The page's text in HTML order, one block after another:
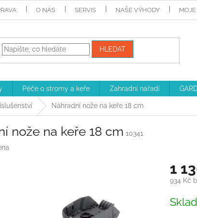
O NÁS SERVIS NAŠE VÝHODY MOJE
HLEDAT
Péče o stromy a keře Zahradní nářadí
Náhradní nože na keře 18 cm
nože na keře 18 cm 10341
1
934 Kč
cena: